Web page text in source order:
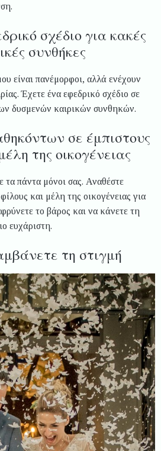
σχέδιο για κακές
συνθήκες
είναι πανέμορφοι, αλλά ενέχουν
Έχετε ένα εφεδρικό σχέδιο σε
δυσμενών καιρικών συνθηκών.
σε έμπιστους
της οικογένειας
τα πάντα μόνοι σας. Αναθέστε
και μέλη της οικογένειας για
το βάρος και να κάνετε τη
ευχάριστη.
τη στιγμή